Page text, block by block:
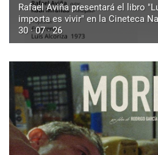
Rafael Aviña presentará el libro
importa es vivir" en la Cineteca
30 · 07 · 26